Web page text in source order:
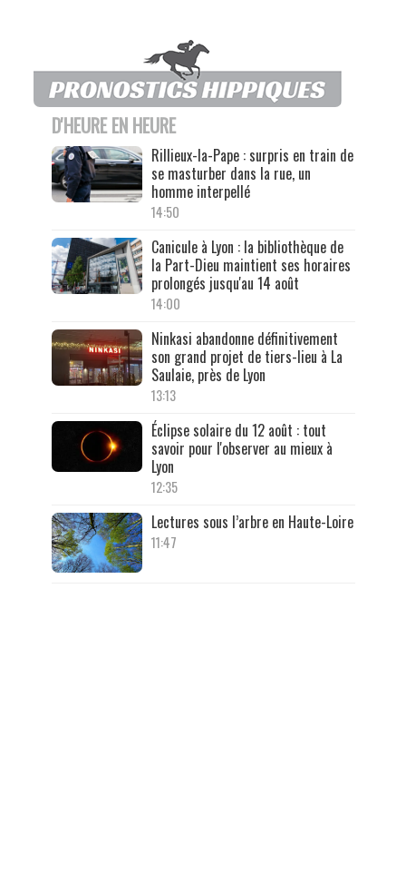
D'HEURE EN HEURE
Rillieux-la-Pape : surpris en train de
se masturber dans la rue, un
homme interpellé
14:50
Canicule à Lyon : la bibliothèque de
la Part-Dieu maintient ses horaires
prolongés jusqu'au 14 août
14:00
Ninkasi abandonne définitivement
son grand projet de tiers-lieu à La
Saulaie, près de Lyon
13:13
Éclipse solaire du 12 août : tout
savoir pour l'observer au mieux à
Lyon
12:35
Lectures sous l’arbre en Haute-Loire
11:47